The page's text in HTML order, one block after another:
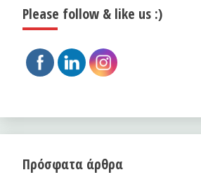
Please follow & like us :)
Πρόσφατα άρθρα